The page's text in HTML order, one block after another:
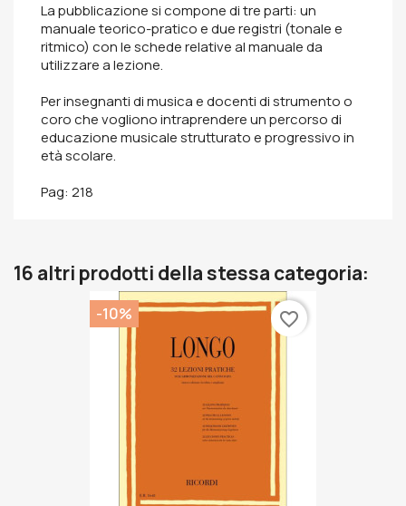
La pubblicazione si compone di tre parti: un
manuale teorico-pratico e due registri (tonale e
ritmico) con le schede relative al manuale da
utilizzare a lezione.
Per insegnanti di musica e docenti di strumento o
coro che vogliono intraprendere un percorso di
educazione musicale strutturato e progressivo in
età scolare.
Pag: 218
16 altri prodotti della stessa categoria:
-10% favorite_border